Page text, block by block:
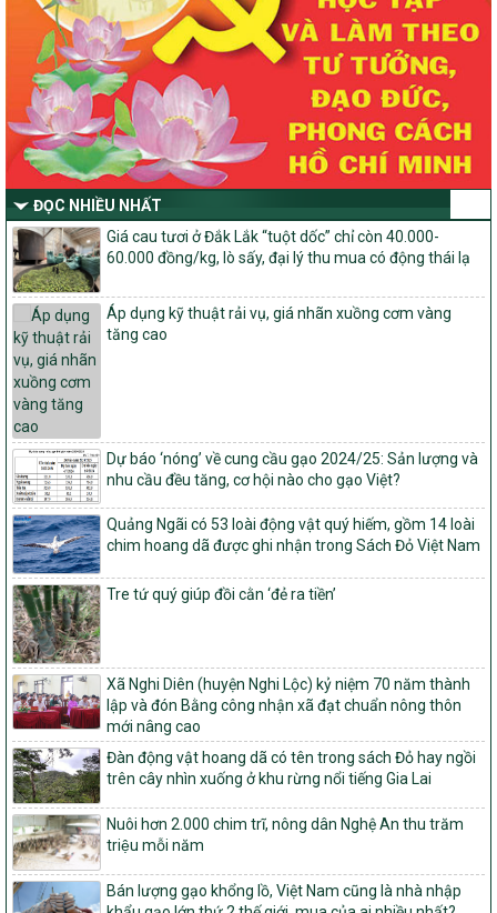
dựng nông thôn mới, giảm nghèo bền vững và phát triển kinh tế –
xã hội vùng đồng bào dân tộc thiểu số và miền núi giai đoạn 2026
-2030 tỉnh Nghệ An
Thông tư Số 23/2026/TT-BNNMT
Thông tư Hướng dẫn thực hiện một số nội dung Chương trình
mục tiêu quốc gia xây dựng nông thôn mới, giảm nghèo bền
vững và phát triển kinh tế – xã hội vùng đồng bào dân tộc thiểu
số và miền núi giai đoạn 2026-2030 thuộc phạm vi quản lý nhà
nước của Bộ Nông nghiệp và Môi trường
Quyết định số: 26/2026/QĐ-TTg
Quyết định ban hành Bộ tiêu chí và quy trình đánh giá, phân hạng
sản phẩm Mỗi xã một sản phẩm
số: 19/2026/QĐ-TTg
Quy định điều kiện, trình tự, thủ tục, hồ sơ xét, công nhận, công bố
và thu hồi quyết định công nhận xã đạt chuẩn nông thôn mới, xã
đạt nông thôn mới hiện đại và tỉnh, thành phố hoàn thành nhiệm
vụ xây dựng nông thôn mới giai đoạn 2026 – 2030
Quyết định số 16/2026/QĐ-TTg
Quy định nguyên tắc, tiêu chí, định mức phân bổ ngân sách trung
ương và tỉ lệ vốn đối ứng ngân sách của địa phương thực hiện
Chương trình mục tiêu quốc gia xây dựng nông thôn mới, giảm
nghèo bền vững và phát triển kinh tế – xã hội vùng đồng bào dân
tộc thiểu số và miền núi giai đoạn 2026 – 2030
1451/QĐ-UBND
Phê duyệt danh sách các xã thuộc nhóm 1, nhóm 2, nhóm 3
trong xây dựng nông thôn mới giai đoạn 2026-2030 trên địa bàn
tỉnh Nghệ An
103/PTNT-NTM
Về việc đăng ký thực hiện Dự án liên kết theo chuỗi giá trị thuộc
Dự án 2 – Chương trình Mục tiêu quốc gia Giảm nghèo bền vững
giai đoạn 2021-2025 được kéo dài sang năm 2026
827/QĐ-BNNMT
Quyết định Ban hành Kế hoạch triển khai thực hiện Chương trình
mục tiêu quốc gia xây dựng nông thôn mới, giảm nghèo bền
vững và phát triển kinh tế – xã hội vùng đồng bào dân tộc thiểu
số và miền núi giai đoạn 2026-2035, giai đoạn I: Từ năm 2026
đến năm 2030
14/2026/TT-BNNMT
ĐỌC NHIỀU NHẤT
Giá cau tươi ở Đắk Lắk “tuột dốc” chỉ còn 40.000-
60.000 đồng/kg, lò sấy, đại lý thu mua có động thái lạ
Áp dụng kỹ thuật rải vụ, giá nhãn xuồng cơm vàng
tăng cao
Dự báo ‘nóng’ về cung cầu gạo 2024/25: Sản lượng và
nhu cầu đều tăng, cơ hội nào cho gạo Việt?
Quảng Ngãi có 53 loài động vật quý hiếm, gồm 14 loài
chim hoang dã được ghi nhận trong Sách Đỏ Việt Nam
Tre tứ quý giúp đồi cằn ‘đẻ ra tiền’
Xã Nghi Diên (huyện Nghi Lộc) kỷ niệm 70 năm thành
lập và đón Bằng công nhận xã đạt chuẩn nông thôn
mới nâng cao
Đàn động vật hoang dã có tên trong sách Đỏ hay ngồi
trên cây nhìn xuống ở khu rừng nổi tiếng Gia Lai
Nuôi hơn 2.000 chim trĩ, nông dân Nghệ An thu trăm
triệu mỗi năm
Bán lượng gạo khổng lồ, Việt Nam cũng là nhà nhập